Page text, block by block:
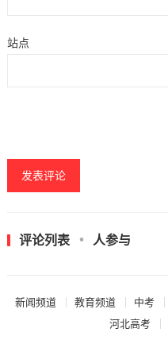
站点
评论列表 人参与
新闻频道 教育频道 中考
河北高考